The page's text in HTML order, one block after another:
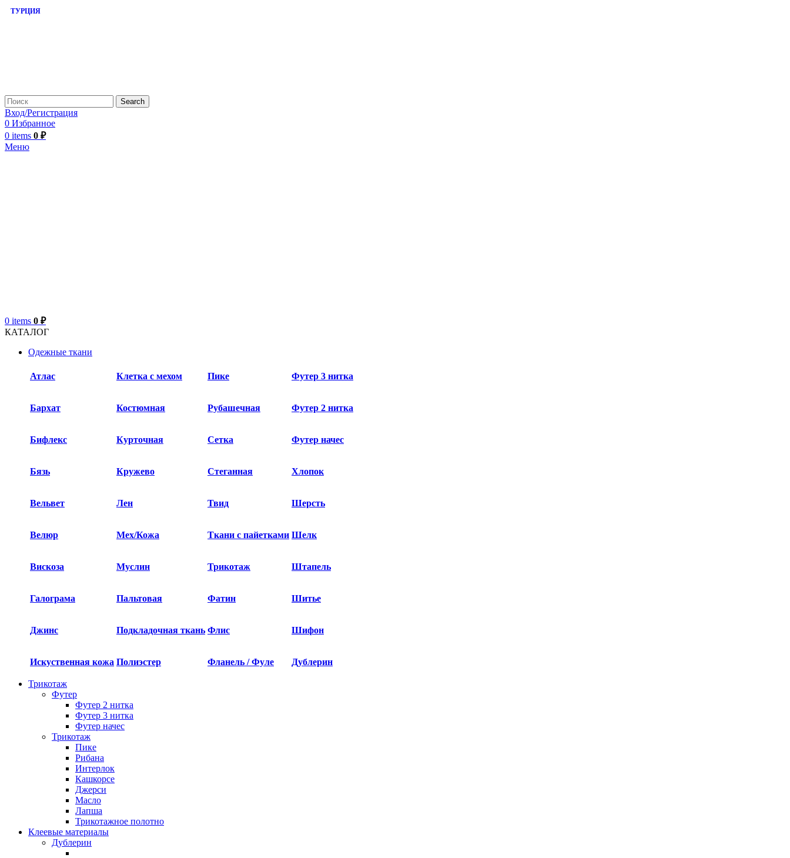
Search
Вход/Регистрация
0 Избранное
0 items 0 ₽
Меню
0 items 0 ₽
КАТАЛОГ
Одежные ткани
Атлас Клетка с мехом Пике Футер 3 нитка
Бархат​ Костюмная Рубашечная Футер 2 нитка
Бифлекс Курточная Сетка Футер начес
Бязь Кружево Стеганная Хлопок
Вельвет Лен Твид Шерсть
Велюр Мех/Кожа Ткани с пайетками Шелк
Вискоза Муслин Трикотаж Штапель
Галограма Пальтовая Фатин Шитье
Джинс Подкладочная ткань Флис Шифон
Искуственная кожа Полиэстер Фланель / Фуле Дублерин
Трикотаж
Футер
Футер 2 нитка​
Футер 3 нитка​
Футер начес
Трикотаж
Пике
Рибана
Интерлок
Кашкорсе
Джерси
Масло
Лапша
Трикотажное полотно
Клеевые материалы
Дублерин
ТУРЦИЯ